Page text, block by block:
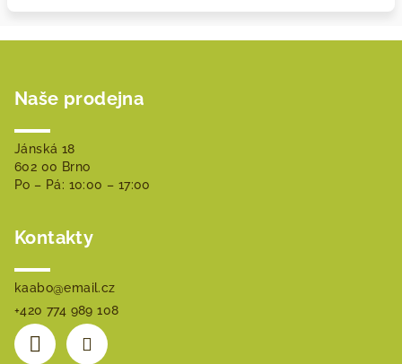
Naše prodejna
Jánská 18
602 00 Brno
Po – Pá: 10:00 – 17:00
Kontakty
kaabo@email.cz
+420 774 989 108